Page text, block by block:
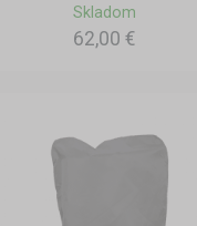
Skladom
62,00 €